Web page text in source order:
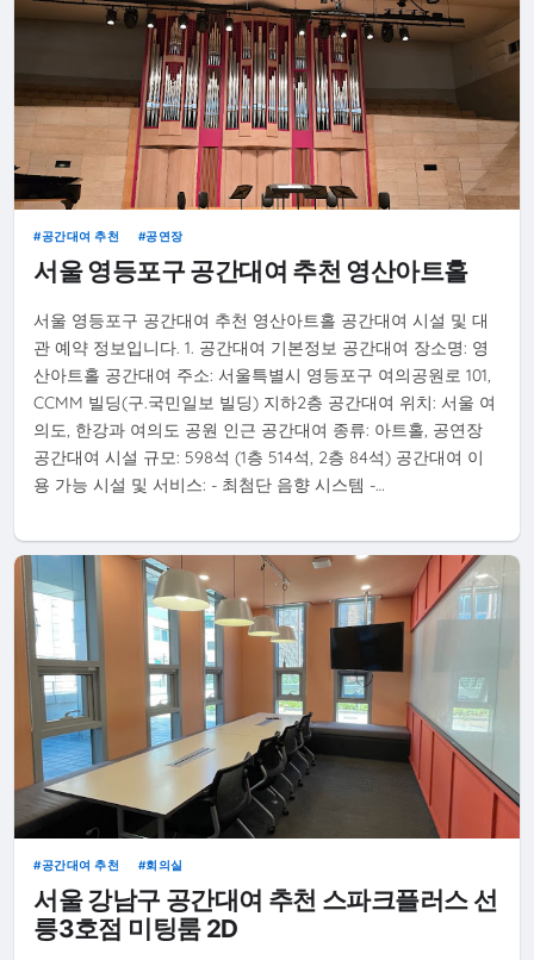
공간대여 추천 공연장
서울 영등포구 공간대여 추천 영산아트홀
서울 영등포구 공간대여 추천 영산아트홀 공간대여 시설 및 대
관 예약 정보입니다. 1. 공간대여 기본정보 공간대여 장소명: 영
산아트홀 공간대여 주소: 서울특별시 영등포구 여의공원로 101,
CCMM 빌딩(구.국민일보 빌딩) 지하2층 공간대여 위치: 서울 여
의도, 한강과 여의도 공원 인근 공간대여 종류: 아트홀, 공연장
공간대여 시설 규모: 598석 (1층 514석, 2층 84석) 공간대여 이
용 가능 시설 및 서비스: - 최첨단 음향 시스템 -…
공간대여 추천 회의실
서울 강남구 공간대여 추천 스파크플러스 선
릉3호점 미팅룸 2D